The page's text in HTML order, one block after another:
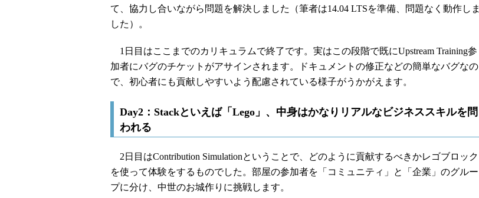
て、協力し合いながら問題を解決しました（筆者は14.04 LTSを準備、問題なく動作しま
した）。
1日目はここまでのカリキュラムで終了です。実はこの段階で既にUpstream Training参
加者にバグのチケットがアサインされます。ドキュメントの修正などの簡単なバグなの
で、初心者にも貢献しやすいよう配慮されている様子がうかがえます。
Day2：Stackといえば「Lego」、中身はかなりリアルなビジネススキルを問
われる
2日目はContribution Simulationということで、どのように貢献するべきかレゴブロック
を使って体験をするものでした。部屋の参加者を「コミュニティ」と「企業」のグルー
プに分け、中世のお城作りに挑戦します。